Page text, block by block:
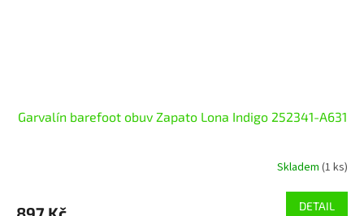
Garvalín barefoot obuv Zapato Lona Indigo 252341-A631
Skladem (1 ks)
DETAIL